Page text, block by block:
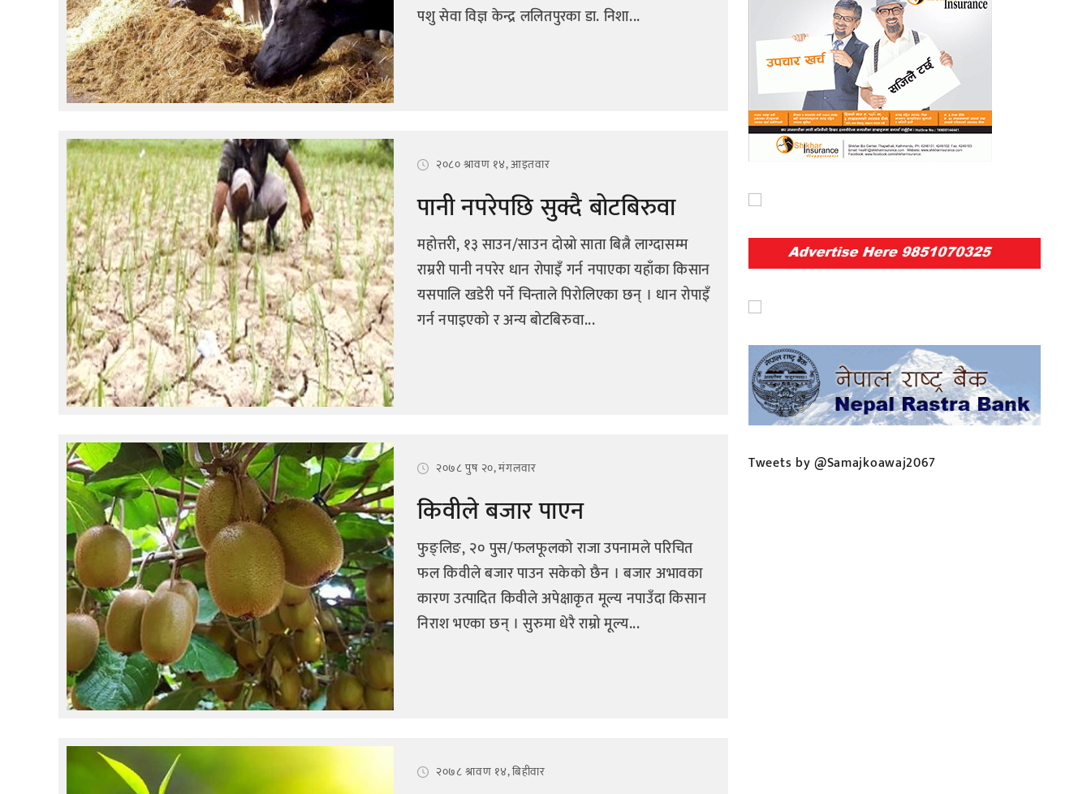
पशु सेवा विज्ञ केन्द्र ललितपुरका डा. निशा...
२०८० श्रावण १४, आइतवार
पानी नपरेपछि सुक्दै बोटबिरुवा
महोत्तरी, १३ साउन/साउन दोस्रो साता बित्नै लाग्दासम्म
राम्ररी पानी नपरेर धान रोपाइँ गर्न नपाएका यहाँका किसान
यसपालि खडेरी पर्ने चिन्ताले पिरोलिएका छन् । धान रोपाइँ
गर्न नपाइएको र अन्य बोटबिरुवा...
२०७८ पुष २०, मंगलवार
किवीले बजार पाएन
फुङ्लिङ, २० पुस/फलफूलको राजा उपनामले परिचित
फल किवीले बजार पाउन सकेको छैन । बजार अभावका
कारण उत्पादित किवीले अपेक्षाकृत मूल्य नपाउँदा किसान
निराश भएका छन् । सुरुमा धेरै राम्रो मूल्य...
२०७८ श्रावण १४, बिहीवार
Tweets by @Samajkoawaj2067